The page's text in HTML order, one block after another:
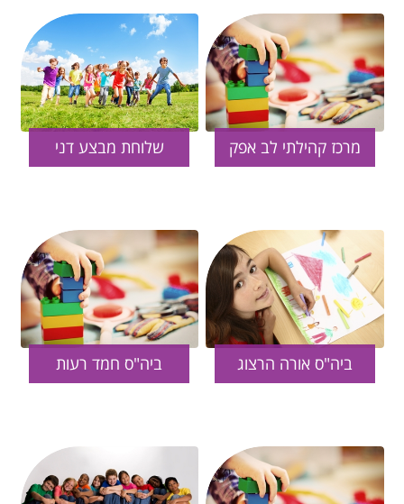
מרכז קהילתי לב אפק שלוחת מבצע דני
ביה"ס אורה הרצוג ביה"ס חמד רעות